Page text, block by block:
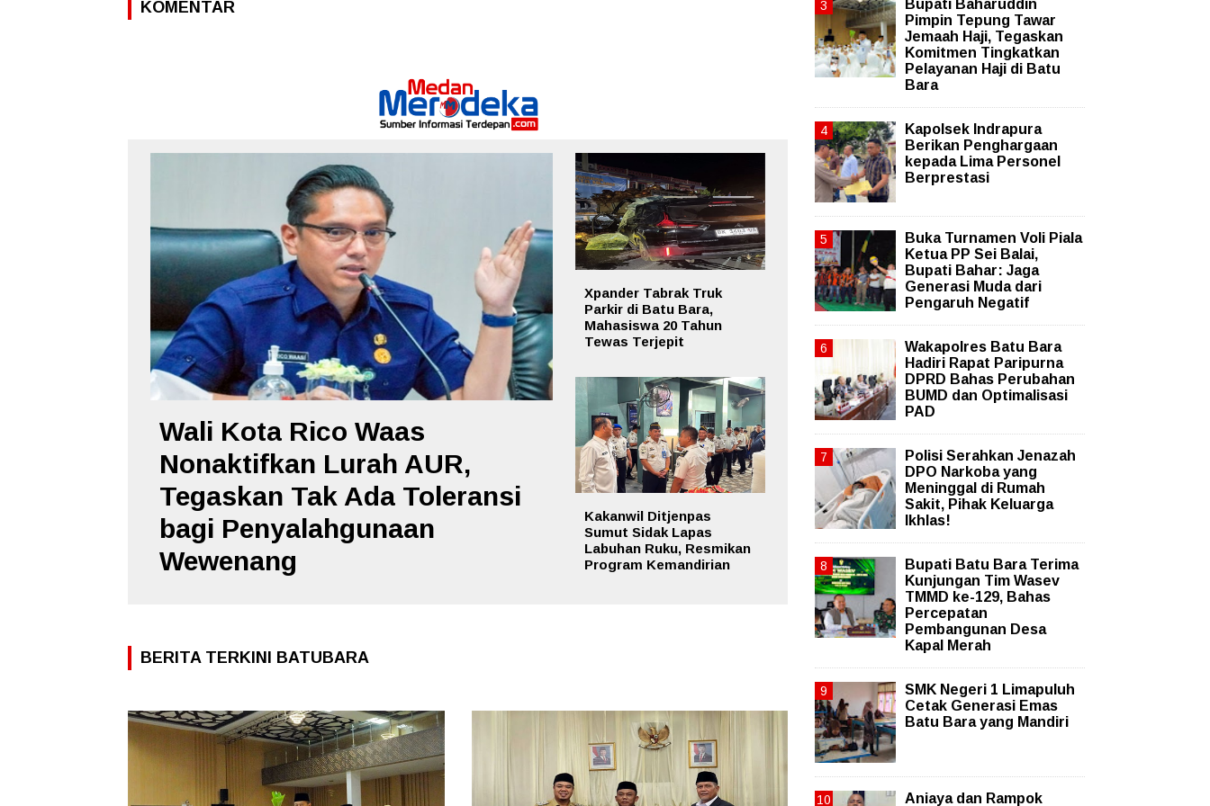
KOMENTAR
Wali Kota Rico Waas
Nonaktifkan Lurah AUR,
Tegaskan Tak Ada Toleransi
bagi Penyalahgunaan
Wewenang
Xpander Tabrak Truk
Parkir di Batu Bara,
Mahasiswa 20 Tahun
Tewas Terjepit
Kakanwil Ditjenpas
Sumut Sidak Lapas
Labuhan Ruku, Resmikan
Program Kemandirian
BERITA TERKINI BATUBARA
Bupati Baharuddin
Pimpin Tepung Tawar
Jemaah Haji, Tegaskan
Komitmen Tingkatkan
Pelayanan Haji di Batu
Bara
Kapolsek Indrapura
Berikan Penghargaan
kepada Lima Personel
Berprestasi
Buka Turnamen Voli Piala
Ketua PP Sei Balai,
Bupati Bahar: Jaga
Generasi Muda dari
Pengaruh Negatif
Wakapolres Batu Bara
Hadiri Rapat Paripurna
DPRD Bahas Perubahan
BUMD dan Optimalisasi
PAD
Polisi Serahkan Jenazah
DPO Narkoba yang
Meninggal di Rumah
Sakit, Pihak Keluarga
Ikhlas!
Bupati Batu Bara Terima
Kunjungan Tim Wasev
TMMD ke-129, Bahas
Percepatan
Pembangunan Desa
Kapal Merah
SMK Negeri 1 Limapuluh
Cetak Generasi Emas
Batu Bara yang Mandiri
Aniaya dan Rampok